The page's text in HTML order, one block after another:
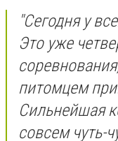
"Сегодня у
Это уже
питомцем
Сильнейшая
совсем чуть-